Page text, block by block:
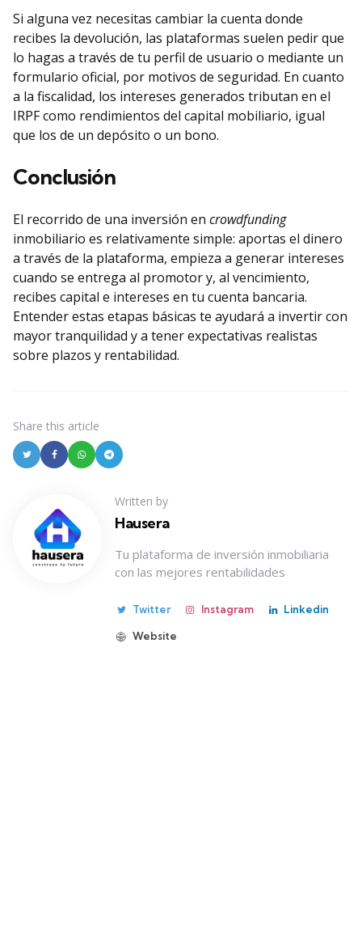
Si alguna vez necesitas cambiar la cuenta donde
recibes la devolución, las plataformas suelen pedir que
lo hagas a través de tu perfil de usuario o mediante un
formulario oficial, por motivos de seguridad. En cuanto
a la fiscalidad, los intereses generados tributan en el
IRPF como rendimientos del capital mobiliario, igual
que los de un depósito o un bono.
Conclusión
El recorrido de una inversión en crowdfunding
inmobiliario es relativamente simple: aportas el dinero
a través de la plataforma, empieza a generar intereses
cuando se entrega al promotor y, al vencimiento,
recibes capital e intereses en tu cuenta bancaria.
Entender estas etapas básicas te ayudará a invertir con
mayor tranquilidad y a tener expectativas realistas
sobre plazos y rentabilidad.
Share this article
Written by
Hausera
Tu plataforma de inversión inmobiliaria
con las mejores rentabilidades
Twitter Instagram Linkedin
Website